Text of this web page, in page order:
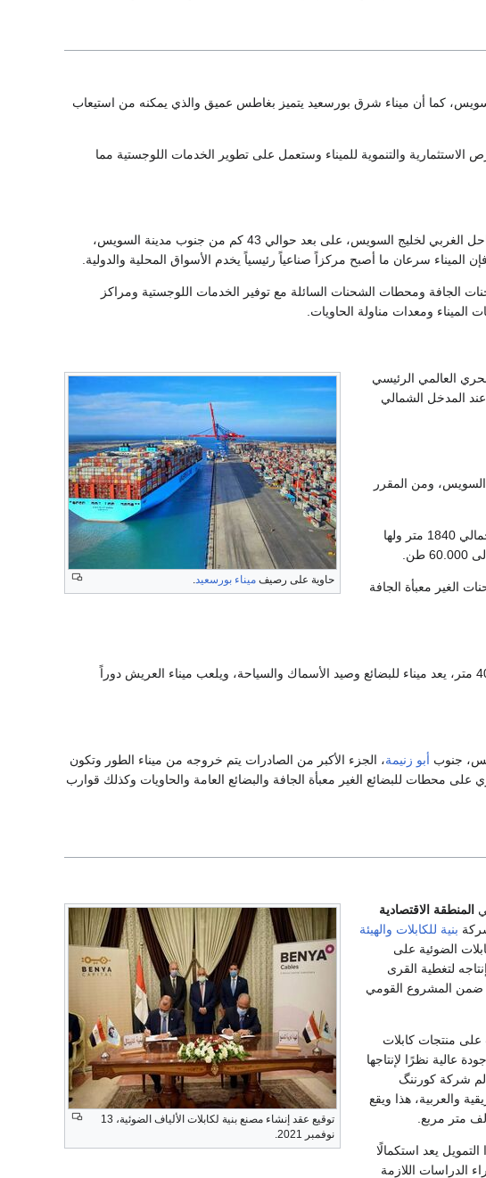
كما أن ميناء شرق بورسعيد يتميز بغاطس عميق والذي يمكنه من استيعاب
واسعة من الفرص الاستثمارية والتنموية للميناء وستعمل على تطوير الخدمات اللوجستية مما
تعتبر بوابة نفاذ لمصر ولدول الخليج العربي وىسيا، ويقع ميناء العين السخنة على الساحل الغربي لخليج السويس، على بعد حوالي 43 كم من جنوب مدينة السويس،
الجافة ومحطات الشحنات السائلة مع توفير الخدمات اللوجستية ومراكز
الميناء ومعدات مناولة الحاويات.
حاوية على رصيف ميناء بورسعيد.
العالمي الرئيسي
مربع عند المدخل الشمالي
على بعد حوالي 10 كم جنوب السويس، ومن المقرر
يغطي الميناء مساحة قدرها 1.8 كم مربع ولميناء الأدبية تسعة مراسي يبلغ طولها الإجمالي 1840 متر ولها
الغير معبأة الجافة
يقع على شاطئ البحر المتوسط الشرقي وبه أحواض للسفن ممتدة على مدى 40.000 متر، يعد ميناء للبضائع وصيد الأسماك والسياحة، ويلعب ميناء العريش دوراً
جنوب أبو زنيمة، الجزء الأكبر من الصادرات يتم خروجه من ميناء الطور وتكون
على محطات للبضائع الغير معبأة الجافة والبضائع العامة والحاويات وكذلك قوارب
توقيع عقد إنشاء مصنع بنية لكابلات الألياف الضوئية، 13
نوفمبر 2021.
المنطقة الاقتصادية
بنية للكابلات والهيئة
الضوئية على
لتغطية القرى
ضمن المشروع القومي
على منتجات كابلات
عالية نظرًا لإنتاجها
شركة كورننگ
والعربية، هذا ويقع
يعد استكمالًا
الدراسات اللازمة